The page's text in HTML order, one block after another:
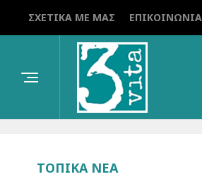
ΣΧΕΤΙΚΆ ΜΕ ΜΑΣ ΕΠΙΚΟΙΝΩΝΊΑ
ΤΟΠΙΚΑ ΝΕΑ